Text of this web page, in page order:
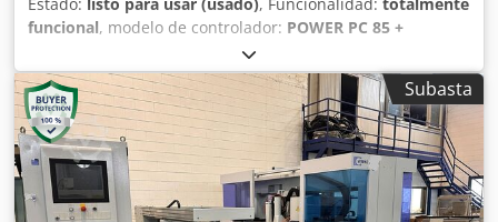
Estado: listo para usar (usado), Funcionalidad: totalmente
funcional, modelo de controlador: POWER PC 85 +
, anchura de trabajo:
trabajo:60 mm, longitud útil:3.050 mm, DETALLES
TÉCNICOS Dimensiones de trabajo: 3.050 x 850 mm Altura
de trabajo: 12 - 60 mm Cabezal de taladrado Husillos
verticales eje X: 8 Husillos verticales eje Y: 5 Husillos
horizontales eje X: 4 Husillos horizontales eje Y: 2 Cabezal
de fresado Ejes: 3 Cambio de herramienta: Automático
Diámetro del grupo de sierra integrado: 100 mm DETALLES
Subasta